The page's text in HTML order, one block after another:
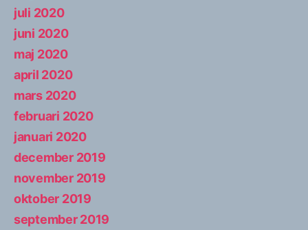
juli 2020
juni 2020
maj 2020
april 2020
mars 2020
februari 2020
januari 2020
december 2019
november 2019
oktober 2019
september 2019